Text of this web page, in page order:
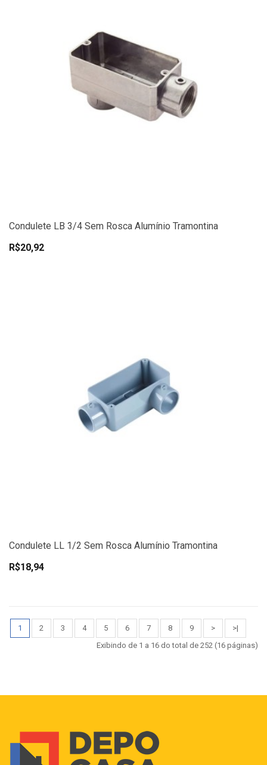
Condulete LB 3/4 Sem Rosca Alumínio Tramontina
R$20,92
Condulete LL 1/2 Sem Rosca Alumínio Tramontina
R$18,94
1 2 3 4 5 6 7 8 9 >
>|
Exibindo de 1 a 16 do total de 252 (16 páginas)